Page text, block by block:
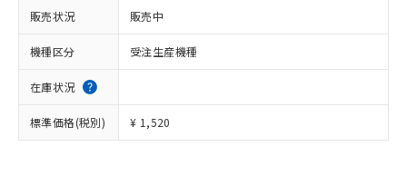
販売状況 販売中
機種区分 受注生産機種
在庫状況
標準価格(税別) ¥ 1,520